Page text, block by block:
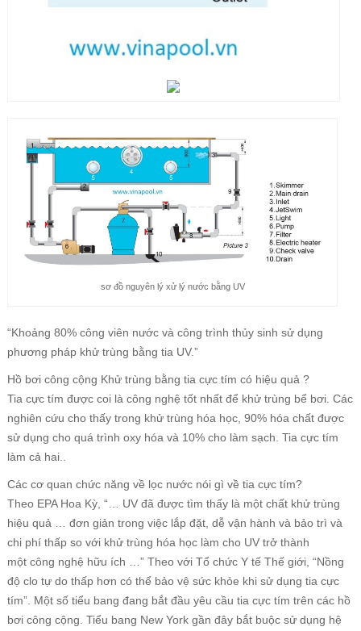
sơ đồ nguyên lý xử lý nước bằng UV
“Khoảng 80% công viên nước và công trình thủy sinh sử dụng
phương pháp khử trùng bằng tia UV.”
Hồ bơi công cộng Khử trùng bằng tia cực tím có hiệu quả ?
Tia cực tím được coi là công nghệ tốt nhất để khử trùng bể bơi. Các
nghiên cứu cho thấy trong khử trùng hóa học, 90% hóa chất được
sử dụng cho quá trình oxy hóa và 10% cho làm sạch. Tia cực tím
làm cả hai..
Các cơ quan chức năng về lọc nước nói gì về tia cực tím?
Theo EPA Hoa Kỳ, “… UV đã được tìm thấy là một chất khử trùng
hiệu quả … đơn giản trong việc lắp đặt, dễ vận hành và bảo trì và
chi phí thấp so với khử trùng hóa học làm cho UV trở thành
một công nghệ hữu ích …” Theo với Tổ chức Y tế Thế giới, “Nồng
độ clo tự do thấp hơn có thể bảo vệ sức khỏe khi sử dụng tia cực
tím”. Một số tiểu bang đang bắt đầu yêu cầu tia cực tím trên các hồ
bơi công cộng. Tiểu bang New York gần đây bắt buộc sử dụng hệ